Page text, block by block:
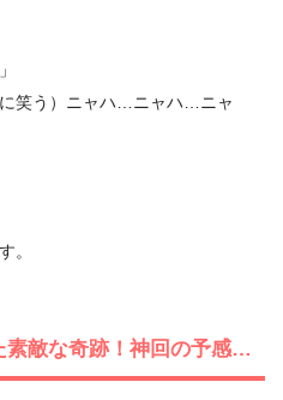
笑う）ニャハ…ニャハ…ニャ
。
素敵な奇跡！神回の予感…